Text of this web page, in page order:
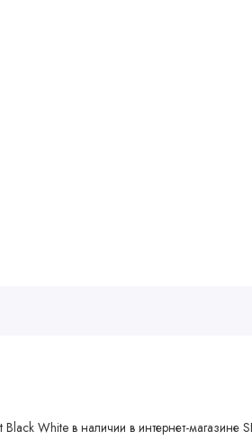
Black White в наличии в интернет-